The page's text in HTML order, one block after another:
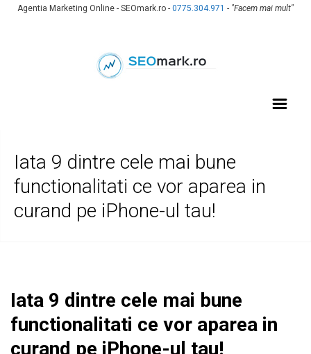
Agentia Marketing Online - SEOmark.ro - 0775.304.971 - "Facem mai mult"
Iata 9 dintre cele mai bune
functionalitati ce vor aparea in
curand pe iPhone-ul tau!
Iata 9 dintre cele mai bune
functionalitati ce vor aparea in
curand pe iPhone-ul tau!